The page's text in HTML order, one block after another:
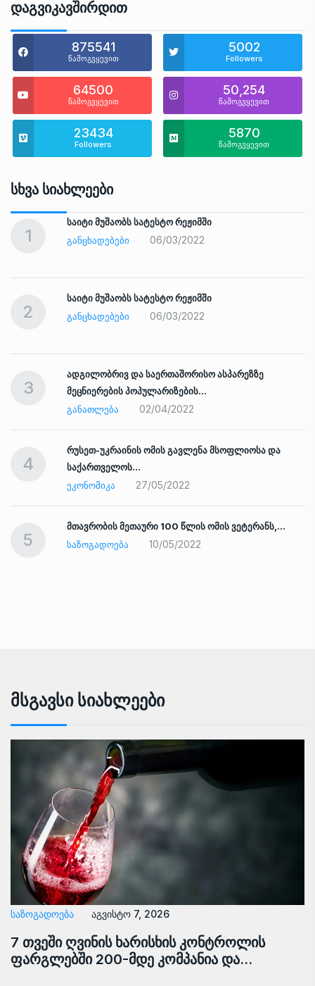
Დაგვიკავშირდით
875541
წამოგვყევით
5002
Followers
64500
წამოგვყევით
50,254
წამოგვყევით
23434
Followers
5870
წამოგვყევით
Სხვა Სიახლეები
1
საიტი მუშაობს სატესტო რეჟიმში
ᲒᲐᲜᲪᲮᲐᲓᲔᲑᲔᲑᲘ
06/03/2022
2
საიტი მუშაობს სატესტო რეჟიმში
ᲒᲐᲜᲪᲮᲐᲓᲔᲑᲔᲑᲘ
06/03/2022
3
ადგილობრივ და საერთაშორისო ასპარეზზე
მეცნიერების პოპულარიზების…
ᲒᲐᲜᲐᲗᲚᲔᲑᲐ
02/04/2022
4
რუსეთ-უკრაინის ომის გავლენა მსოფლიოსა და
საქართველოს…
ᲔᲙᲝᲜᲝᲛᲘᲙᲐ
27/05/2022
5
მთავრობის მეთაური 100 წლის ომის ვეტერანს,…
ᲡᲐᲖᲝᲒᲐᲓᲝᲔᲑᲐ
10/05/2022
Მსგავსი Სიახლეები
ᲡᲐᲖᲝᲒᲐᲓᲝᲔᲑᲐ აგვისტო 7, 2026
7 თვეში ღვინის ხარისხის კონტროლის
ფარგლებში 200-მდე კომპანია და…